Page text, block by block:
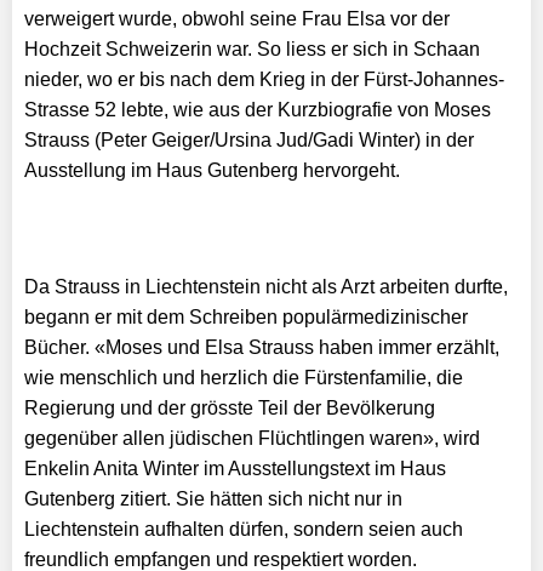
verweigert wurde, obwohl seine Frau Elsa vor der
Hochzeit Schweizerin war. So liess er sich in Schaan
nieder, wo er bis nach dem Krieg in der Fürst-Johannes-
Strasse 52 lebte, wie aus der Kurzbiografie von Moses
Strauss (Peter Geiger/Ursina Jud/Gadi Winter) in der
Ausstellung im Haus Gutenberg hervorgeht.
Da Strauss in Liechtenstein nicht als Arzt arbeiten durfte,
begann er mit dem Schreiben populärmedizinischer
Bücher. «Moses und Elsa Strauss haben immer erzählt,
wie menschlich und herzlich die Fürstenfamilie, die
Regierung und der grösste Teil der Bevölkerung
gegenüber allen jüdischen Flüchtlingen waren», wird
Enkelin Anita Winter im Ausstellungstext im Haus
Gutenberg zitiert. Sie hätten sich nicht nur in
Liechtenstein aufhalten dürfen, sondern seien auch
freundlich empfangen und respektiert worden.